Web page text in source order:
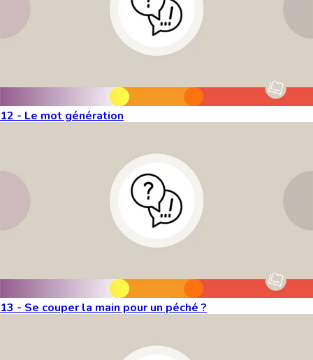
12 - Le mot génération
13 - Se couper la main pour un péché ?